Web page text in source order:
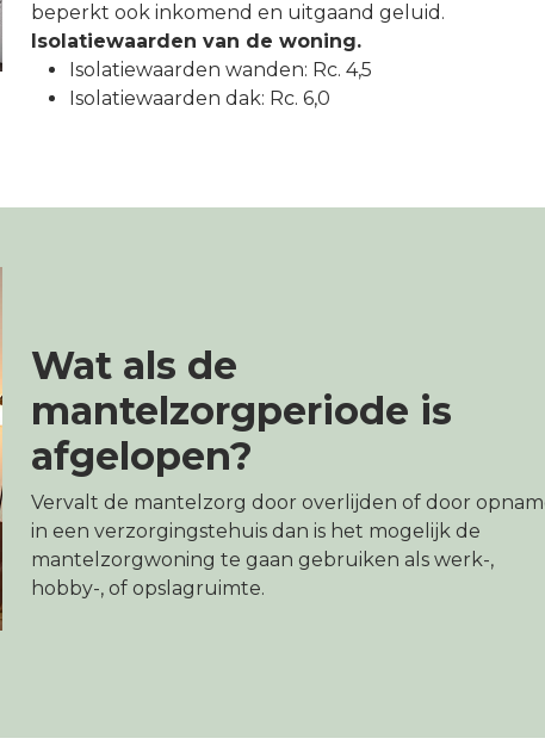
beperkt ook inkomend en uitgaand geluid.
Isolatiewaarden van de woning.
Isolatiewaarden wanden: Rc. 4,5
Isolatiewaarden dak: Rc. 6,0
Wat als de
mantelzorgperiode is
afgelopen?
Vervalt de mantelzorg door overlijden of door
in een verzorgingstehuis dan is het mogelijk de
mantelzorgwoning te gaan gebruiken als werk-,
hobby-, of opslagruimte.